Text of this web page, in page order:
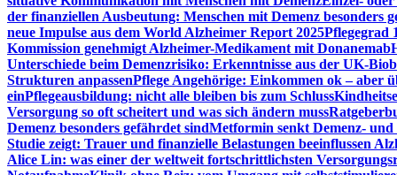
der finanziellen Ausbeutung: Menschen mit Demenz besonders
neue Impulse aus dem World Alzheimer Report 2025Pflegegrad
Kommission genehmigt Alzheimer-Medikament mit Donanemab
Unterschiede beim Demenzrisiko: Erkenntnisse aus der UK-
Strukturen anpassenPflege Angehörige: Einkommen ok – aber
einPflegeausbildung: nicht alle bleiben bis zum Schluss
Versorgung so oft scheitert und was sich ändern muss
Demenz besonders gefährdet sindMetformin senkt Demenz-
Studie zeigt: Trauer und finanzielle Belastungen beeinflussen
Alice Lin: was einer der weltweit fortschrittlichsten